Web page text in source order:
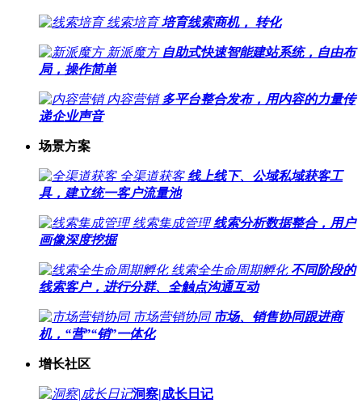
线索培育 培育线索商机， 转化
新派魔方 自助式快速智能建站系统，自由布
局，操作简单
内容营销 多平台整合发布，用内容的力量传
递企业声音
场景方案
全渠道获客 线上线下、公域私域获客工
具，建立统一客户流量池
线索集成管理 线索分析数据整合，用户
画像深度挖掘
线索全生命周期孵化 不同阶段的
线索客户，进行分群、全触点沟通互动
市场营销协同 市场、销售协同跟进商
机，“营”“销”一体化
增长社区
洞察|成长日记